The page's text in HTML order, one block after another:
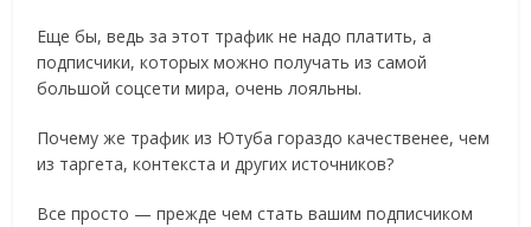
Еще бы, ведь за этот трафик не надо платить, а
подписчики, которых можно получать из самой
большой соцсети мира, очень лояльны.
Почему же трафик из Ютуба гораздо качественее, чем
из таргета, контекста и других источников?
Все просто — прежде чем стать вашим подписчиком